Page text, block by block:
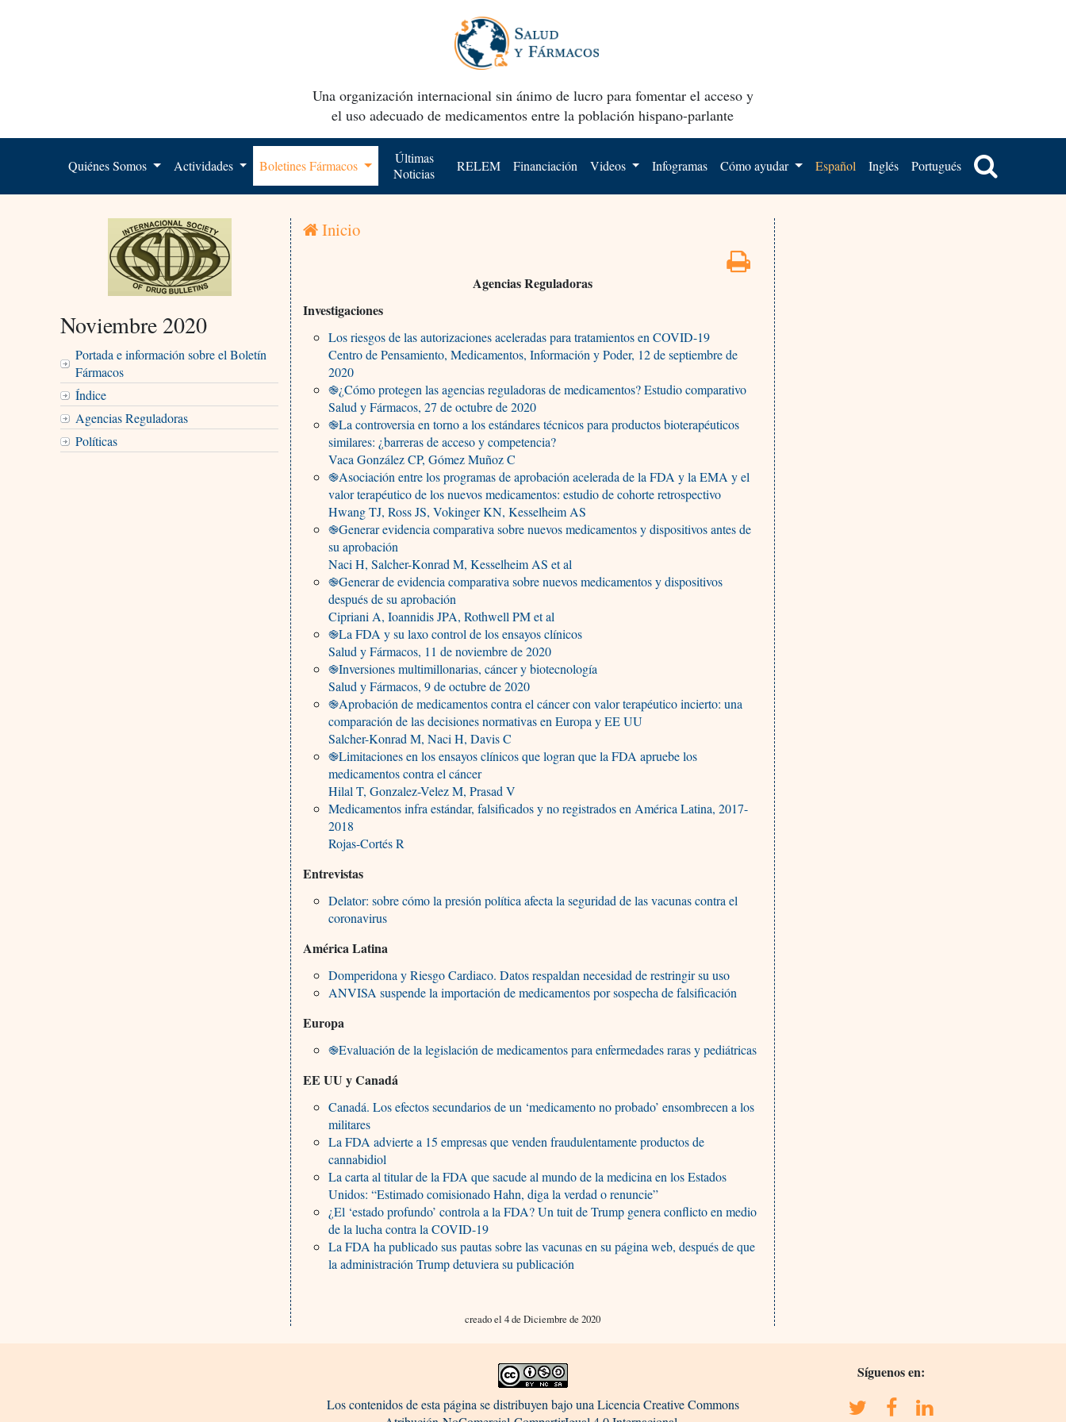
Una organización internacional sin ánimo de lucro para fomentar el acceso y
el uso adecuado de medicamentos entre la población hispano-parlante
Quiénes Somos Actividades Boletines Fármacos
Últimas
Noticias
RELEM Financiación Videos Infogramas Cómo ayudar Español Inglés Portugués
Noviembre 2020
Portada e información sobre el Boletín
Fármacos
Índice
Agencias Reguladoras
Políticas
Inicio
Agencias Reguladoras
Investigaciones
Los riesgos de las autorizaciones aceleradas para tratamientos en COVID-19
Centro de Pensamiento, Medicamentos, Información y Poder, 12 de septiembre de
2020
֎¿Cómo protegen las agencias reguladoras de medicamentos? Estudio comparativo
Salud y Fármacos, 27 de octubre de 2020
֎La controversia en torno a los estándares técnicos para productos bioterapéuticos
similares: ¿barreras de acceso y competencia?
Vaca González CP, Gómez Muñoz C
֎Asociación entre los programas de aprobación acelerada de la FDA y la EMA y el
valor terapéutico de los nuevos medicamentos: estudio de cohorte retrospectivo
Hwang TJ, Ross JS, Vokinger KN, Kesselheim AS
֎Generar evidencia comparativa sobre nuevos medicamentos y dispositivos antes de
su aprobación
Naci H, Salcher-Konrad M, Kesselheim AS et al
֎Generar de evidencia comparativa sobre nuevos medicamentos y dispositivos
después de su aprobación
Cipriani A, Ioannidis JPA, Rothwell PM et al
֎La FDA y su laxo control de los ensayos clínicos
Salud y Fármacos, 11 de noviembre de 2020
֎Inversiones multimillonarias, cáncer y biotecnología
Salud y Fármacos, 9 de octubre de 2020
֎Aprobación de medicamentos contra el cáncer con valor terapéutico incierto: una
comparación de las decisiones normativas en Europa y EE UU
Salcher-Konrad M, Naci H, Davis C
֎Limitaciones en los ensayos clínicos que logran que la FDA apruebe los
medicamentos contra el cáncer
Hilal T, Gonzalez-Velez M, Prasad V
Medicamentos infra estándar, falsificados y no registrados en América Latina, 2017-
2018
Rojas-Cortés R
Entrevistas
Delator: sobre cómo la presión política afecta la seguridad de las vacunas contra el
coronavirus
América Latina
Domperidona y Riesgo Cardiaco. Datos respaldan necesidad de restringir su uso
ANVISA suspende la importación de medicamentos por sospecha de falsificación
Europa
֎Evaluación de la legislación de medicamentos para enfermedades raras y pediátricas
EE UU y Canadá
Canadá. Los efectos secundarios de un ‘medicamento no probado’ ensombrecen a los
militares
La FDA advierte a 15 empresas que venden fraudulentamente productos de
cannabidiol
La carta al titular de la FDA que sacude al mundo de la medicina en los Estados
Unidos: “Estimado comisionado Hahn, diga la verdad o renuncie”
¿El ‘estado profundo’ controla a la FDA? Un tuit de Trump genera conflicto en medio
de la lucha contra la COVID-19
La FDA ha publicado sus pautas sobre las vacunas en su página web, después de que
la administración Trump detuviera su publicación
creado el 4 de Diciembre de 2020
Los contenidos de esta página se distribuyen bajo una Licencia Creative Commons
Síguenos en: